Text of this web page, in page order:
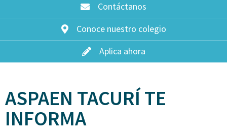
Contáctanos
Conoce nuestro colegio
Aplica ahora
ASPAEN TACURÍ TE
INFORMA